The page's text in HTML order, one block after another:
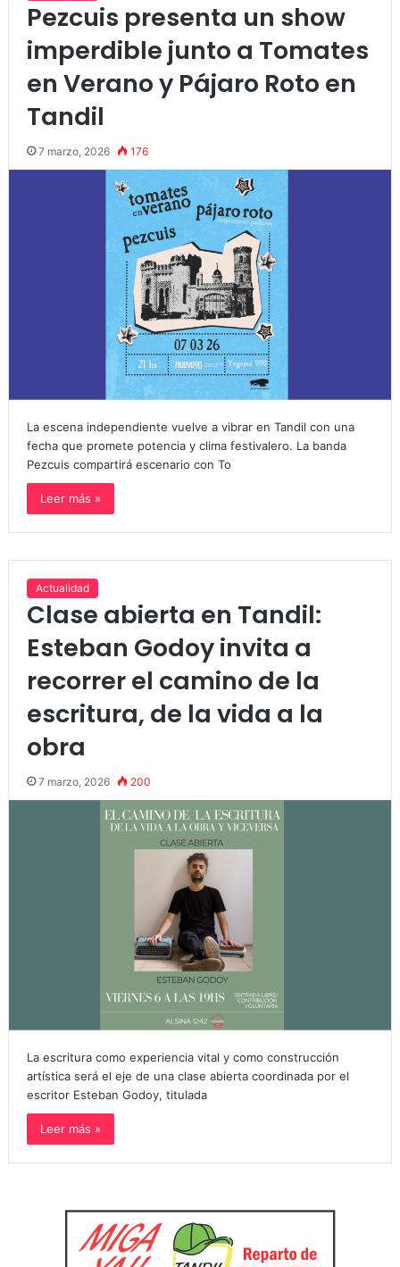
Pezcuis presenta un show
imperdible junto a Tomates
en Verano y Pájaro Roto en
Tandil
7 marzo, 2026 176
La escena independiente vuelve a vibrar en Tandil con una
fecha que promete potencia y clima festivalero. La banda
Pezcuis compartirá escenario con To
Leer más »
Actualidad
Clase abierta en Tandil:
Esteban Godoy invita a
recorrer el camino de la
escritura, de la vida a la
obra
7 marzo, 2026 200
La escritura como experiencia vital y como construcción
artística será el eje de una clase abierta coordinada por el
escritor Esteban Godoy, titulada
Leer más »